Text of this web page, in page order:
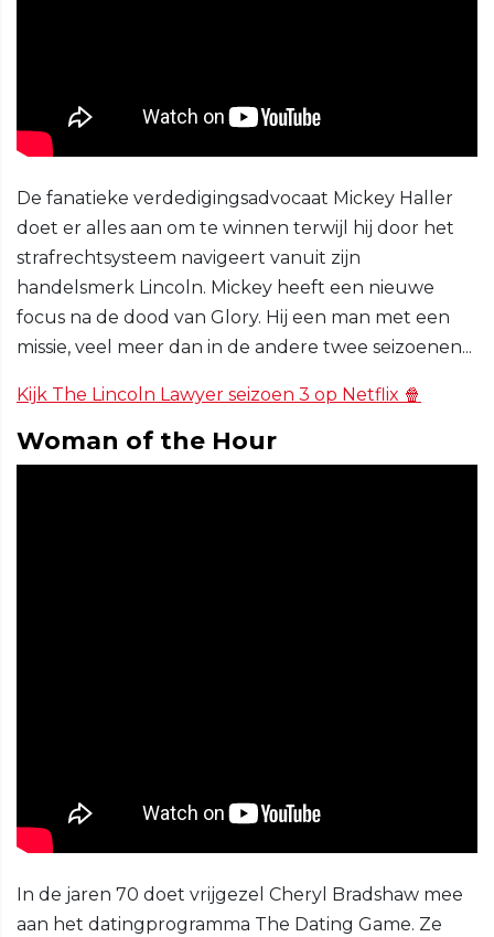
De fanatieke verdedigingsadvocaat Mickey Haller
doet er alles aan om te winnen terwijl hij door het
strafrechtsysteem navigeert vanuit zijn
handelsmerk Lincoln. Mickey heeft een nieuwe
focus na de dood van Glory. Hij een man met een
missie, veel meer dan in de andere twee seizoenen...
Kijk The Lincoln Lawyer seizoen 3 op Netflix 🍿
Woman of the Hour
In de jaren 70 doet vrijgezel Cheryl Bradshaw mee
aan het datingprogramma The Dating Game. Ze